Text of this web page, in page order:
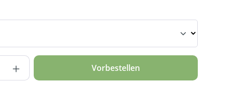
Gib den gewünschten Wert ein
Vorbestellen